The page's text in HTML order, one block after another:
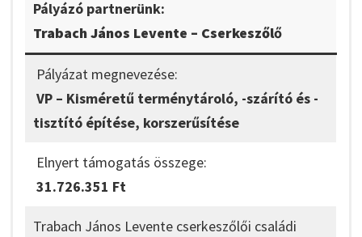
Pályázó partnerünk:
Trabach János Levente – Cserkeszőlő
Pályázat megnevezése:
VP – Kisméretű terménytároló, -szárító és -
tisztító építése, korszerűsítése
Elnyert támogatás összege:
31.726.351 Ft
Trabach János Levente cserkeszőlői családi